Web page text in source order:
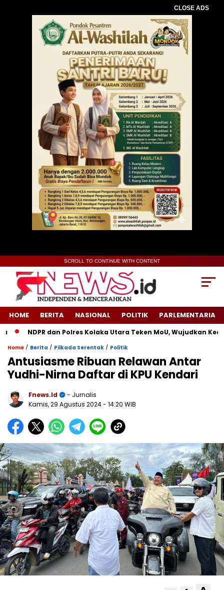
CLOSE ADS
SCROLL TO CONTINUE WITH CONTENT
HOME BERITA NASIONAL POLITIK PARLEMENTARIA
NDPR dan Polres Kolaka Utara Teken MoU, Wujudkan
Home / Berita / Pilkada Serentak / Politik
Antusiasme Ribuan Relawan Antar
Yudhi-Nirna Daftar di KPU Kendari
Fnews.id
- Jurnalis
Kamis, 29 Agustus 2024- 14:20 WIB